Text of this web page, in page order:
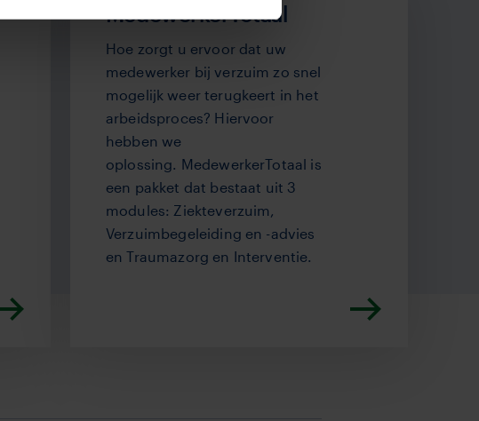
MedewerkerTotaal
Hoe zorgt u ervoor dat uw
medewerker bij verzuim zo snel
mogelijk weer terugkeert in het
arbeidsproces? Hiervoor
hebben we
oplossing. MedewerkerTotaal is
een pakket dat bestaat uit 3
modules: Ziekteverzuim,
Verzuimbegeleiding en -advies
en Traumazorg en Interventie.